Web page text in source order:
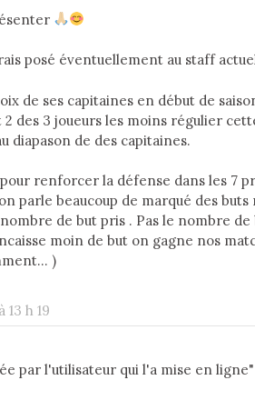
posé éventuellement au staff
de ses capitaines en début de
des 3 joueurs les moins régulier
diapason de des capitaines.
renforcer la défense dans les 7
parle beaucoup de marqué des buts
de but pris . Pas le nombre de
moin de but on gagne nos
)
13 h 19
par l'utilisateur qui l'a mise en ligne"